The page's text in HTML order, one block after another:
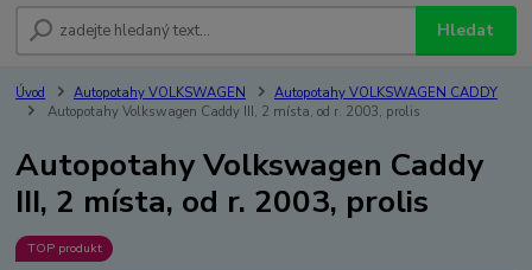
Hledat
Úvod Autopotahy VOLKSWAGEN
Autopotahy VOLKSWAGEN CADDY
Autopotahy Volkswagen Caddy III, 2 místa, od r. 2003, prolis
Autopotahy Volkswagen Caddy
III, 2 místa, od r. 2003, prolis
TOP produkt